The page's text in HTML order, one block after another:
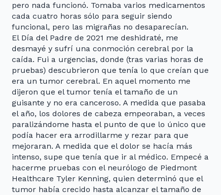
pero nada funcionó. Tomaba varios medicamentos
cada cuatro horas sólo para seguir siendo
funcional, pero las migrañas no desaparecían.
El Día del Padre de 2021 me deshidraté, me
desmayé y sufrí una conmoción cerebral por la
caída. Fui a urgencias, donde (tras varias horas de
pruebas) descubrieron que tenía lo que creían que
era un tumor cerebral. En aquel momento me
dijeron que el tumor tenía el tamaño de un
guisante y no era canceroso. A medida que pasaba
el año, los dolores de cabeza empeoraban, a veces
paralizándome hasta el punto de que lo único que
podía hacer era arrodillarme y rezar para que
mejoraran. A medida que el dolor se hacía más
intenso, supe que tenía que ir al médico. Empecé a
hacerme pruebas con el neurólogo de Piedmont
Healthcare Tyler Kenning, quien determinó que el
tumor había crecido hasta alcanzar el tamaño de